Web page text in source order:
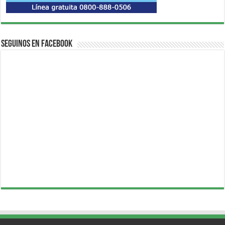
Seguinos en Facebook